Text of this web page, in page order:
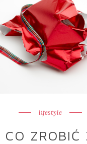
lifestyle
CO ZROBIĆ